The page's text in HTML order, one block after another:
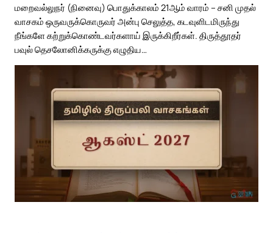
மறைவல்லுநர் (நினைவு) பொதுக்காலம் 21ஆம் வாரம் – சனி முதல்
வாசகம் ஒருவருக்கொருவர் அன்பு செலுத்த, கடவுளிடமிருந்து
நீங்களே கற்றுக்கொண்டவர்களாய் இருக்கிறீர்கள். திருத்தூதர்
பவுல் தெசலோனிக்கருக்கு எழுதிய…